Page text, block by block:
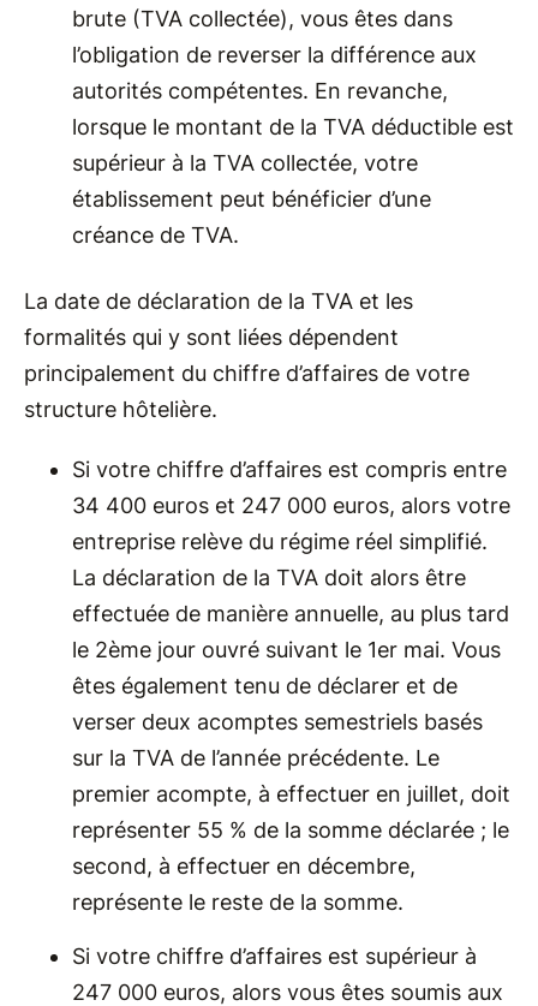
brute (TVA collectée), vous êtes dans
l’obligation de reverser la différence aux
autorités compétentes. En revanche,
lorsque le montant de la TVA déductible est
supérieur à la TVA collectée, votre
établissement peut bénéficier d’une
créance de TVA.
La date de déclaration de la TVA et les
formalités qui y sont liées dépendent
principalement du chiffre d’affaires de votre
structure hôtelière.
Si votre chiffre d’affaires est compris entre
34 400 euros et 247 000 euros, alors votre
entreprise relève du régime réel simplifié.
La déclaration de la TVA doit alors être
effectuée de manière annuelle, au plus tard
le 2ème jour ouvré suivant le 1er mai. Vous
êtes également tenu de déclarer et de
verser deux acomptes semestriels basés
sur la TVA de l’année précédente. Le
premier acompte, à effectuer en juillet, doit
représenter 55 % de la somme déclarée ; le
second, à effectuer en décembre,
représente le reste de la somme.
Si votre chiffre d’affaires est supérieur à
247 000 euros, alors vous êtes soumis aux